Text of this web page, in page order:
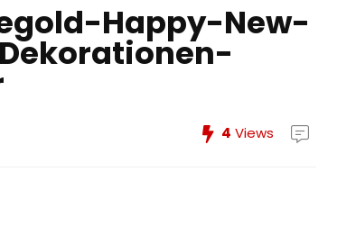
Happy-New-
4 Views